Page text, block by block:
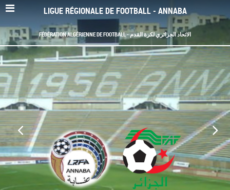
LIGUE RÉGIONALE DE FOOTBALL - ANNABA
FÉDÉRATION ALGÉRIENNE DE FOOTBALL - الاتحاد الجزائري لكرة القدم